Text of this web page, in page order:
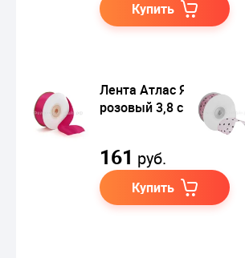
Купить
Лента Атлас Ярко-
розовый 3,8 см
161 руб.
Купить